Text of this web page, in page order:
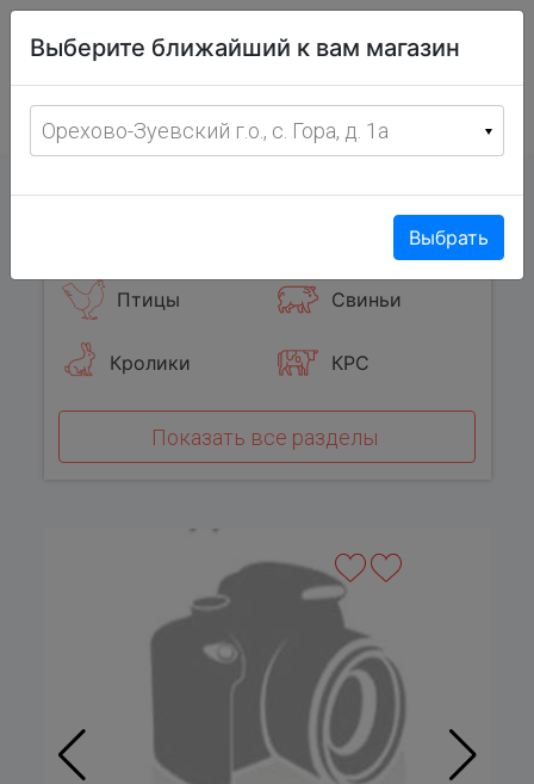
фермерских
товаров
с 8:00 до 19:00 ежедневно
Птицы Свиньи
Кролики КРС
Показать все разделы
Выберите ближайший к вам магазин
Орехово-Зуевский г.о., с. Гора, д. 1а
Выбрать